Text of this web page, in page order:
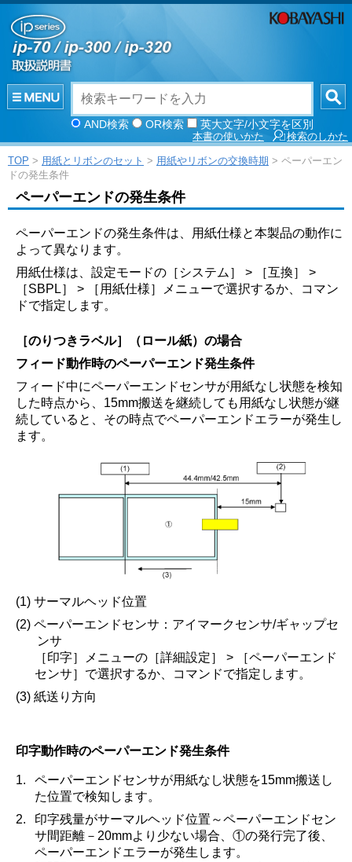
AND検索 OR検索 英大文字/小文字を区別
検索のしかた
本書の使いかた
TOP > 用紙とリボンのセット > 用紙やリボンの交換時期 > ペーパーエン
ドの発生条件
ペーパーエンドの発生条件
ペーパーエンドの発生条件は、用紙仕様と本製品の動作に
よって異なります。
用紙仕様は、設定モードの ［ システム ］ > ［互換］
>
［SBPL］ > ［ 用紙仕様］
メニューで選択するか、コマン
ドで指定します。
［のりつきラベル］
（ロール紙）の場合
フィード動作時のペーパーエンド発生条件
フィード中にペーパーエンドセンサが用紙なし状態を検知
した時点から、15mm搬送を継続しても用紙なし状態が継
続していると、その時点でペーパーエンドエラーが発生し
ます。
(1) サーマルヘッド位置
(2) ペーパーエンドセンサ：アイマークセンサ/ギャップセ
ンサ
［印字］ メニューの ［詳細設定］ > ［ペーパーエンド
センサ］ で選択するか、コマンドで指定します。
(3) 紙送り方向
印字動作時のペーパーエンド発生条件
1.
ペーパーエンドセンサが用紙なし状態を15mm搬送し
た位置で検知します。
2.
印字残量がサーマルヘッド位置～ペーパーエンドセン
サ間距離－20mmより少ない場合、①の発行完了後、
ペーパーエンドエラーが発生します。